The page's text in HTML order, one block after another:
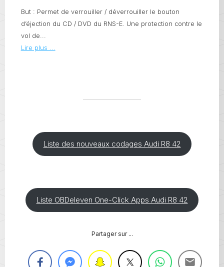
But : Permet de verrouiller / déverrouiller le bouton
d’éjection du CD / DVD du RNS-E. Une protection contre le
vol de...
Lire plus ...
Liste des nouveaux codages Audi R8 42
Liste OBDeleven One-Click Apps Audi R8 42
Partager sur ...